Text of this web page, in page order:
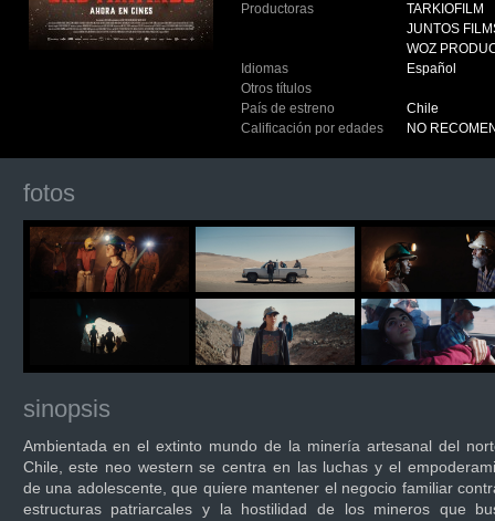
Productoras
TARKIOFILM
JUNTOS
WOZ
Idiomas
Español
Otros títulos
País de estreno
Chile
Calificación por edades
NO
fotos
sinopsis
Ambientada en el extinto mundo de la minería artesanal del
Chile, este neo western se centra en las luchas y el
de una adolescente, que quiere mantener el negocio familiar
estructuras patriarcales y la hostilidad de los mineros que